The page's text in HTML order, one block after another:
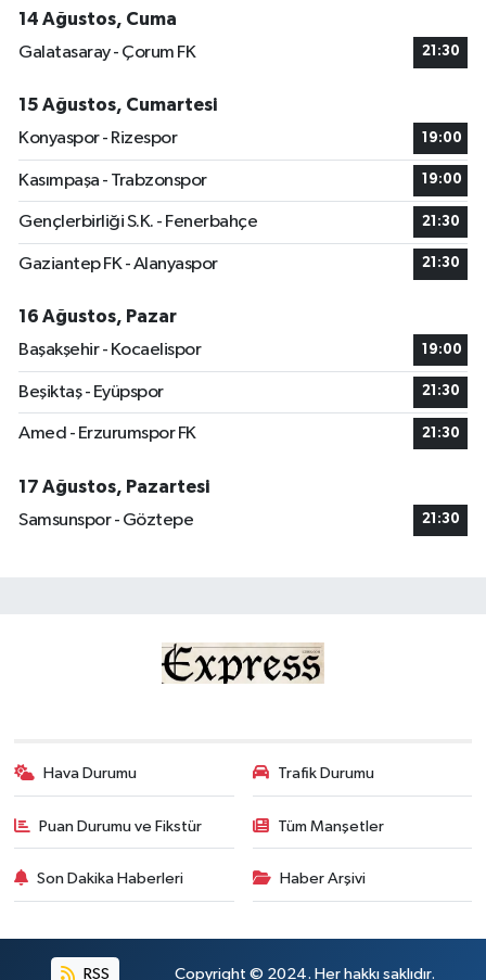
14 Ağustos, Cuma
Galatasaray - Çorum FK
21:30
15 Ağustos, Cumartesi
Konyaspor - Rizespor
19:00
Kasımpaşa - Trabzonspor 19:00
Gençlerbirliği S.K. - Fenerbahçe 21:30
Gaziantep FK - Alanyaspor 21:30
16 Ağustos, Pazar
Başakşehir - Kocaelispor
19:00
Beşiktaş - Eyüpspor 21:30
Amed - Erzurumspor FK 21:30
17 Ağustos, Pazartesi
Samsunspor - Göztepe
21:30
Hava Durumu Trafik Durumu
Puan Durumu ve Fikstür Tüm Manşetler
Son Dakika Haberleri Haber Arşivi
RSS Copyright © 2024. Her hakkı saklıdır.